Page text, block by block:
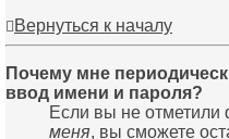
Вернуться к началу
Почему мне
ввод имени и пароля?
Если вы не отметили
меня, вы сможете